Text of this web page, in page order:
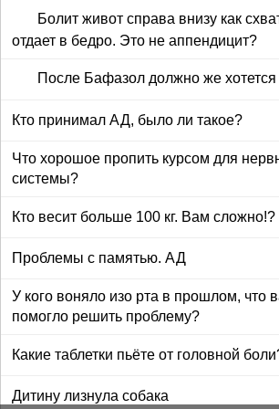
Болит живот справа внизу как
отдает в бедро. Это не аппендицит?
После Бафазол должно же хотется
Кто принимал АД, было ли такое?
Что хорошое пропить курсом для
системы?
Кто весит больше 100 кг. Вам сложно!?
Проблемы с памятью. АД
У кого воняло изо рта в прошлом, что
помогло решить проблему?
Какие таблетки пьёте от головной
Дитину лизнула собака